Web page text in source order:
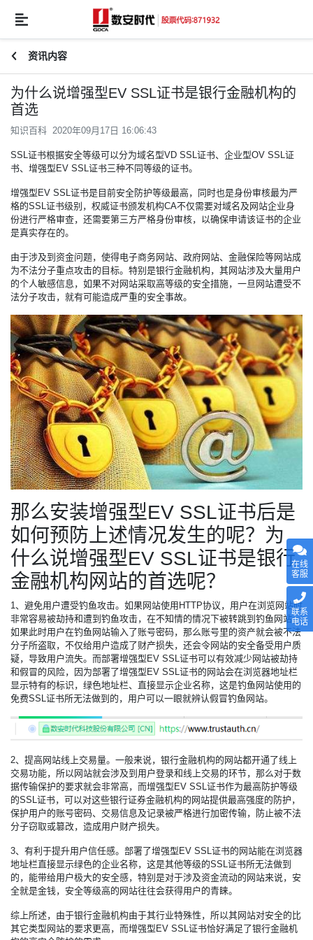
资讯内容
为什么说增强型EV SSL证书是银行金融机构的
首选
知识百科 2020年09月17日 16:06:43
SSL证书根据安全等级可以分为域名型VD SSL证书、企业型OV SSL证
书、增强型EV SSL证书三种不同等级的证书。
增强型EV SSL证书是目前安全防护等级最高，同时也是身份审核最为严
格的SSL证书级别，权威证书颁发机构CA不仅需要对域名及网站企业身
份进行严格审查，还需要第三方严格身份审核，以确保申请该证书的企业
是真实存在的。
由于涉及到资金问题，使得电子商务网站、政府网站、金融保险等网站成
为不法分子重点攻击的目标。特别是银行金融机构，其网站涉及大量用户
的个人敏感信息，如果不对网站采取高等级的安全措施，一旦网站遭受不
法分子攻击，就有可能造成严重的安全事故。
那么安装增强型EV SSL证书后是
如何预防上述情况发生的呢？为
什么说增强型EV SSL证书是银行
金融机构网站的首选呢？
1、避免用户遭受钓鱼攻击。如果网站使用HTTP协议，用户在浏览网站时
非常容易被劫持和遭到钓鱼攻击，在不知情的情况下被转跳到钓鱼网站，
如果此时用户在钓鱼网站输入了账号密码，那么账号里的资产就会被不法
分子所盗取，不仅给用户造成了财产损失，还会令网站的安全备受用户质
疑，导致用户流失。而部署增强型EV SSL证书可以有效减少网站被劫持
和假冒的风险，因为部署了增强型EV SSL证书的网站会在浏览器地址栏
显示特有的标识，绿色地址栏、直接显示企业名称，这是钓鱼网站使用的
免费SSL证书所无法做到的，用户可以一眼就辨认假冒钓鱼网站。
2、提高网站线上交易量。一般来说，银行金融机构的网站都开通了线上
交易功能，所以网站就会涉及到用户登录和线上交易的环节，那么对于数
据传输保护的要求就会非常高，而增强型EV SSL证书作为最高防护等级
的SSL证书，可以对这些银行证券金融机构的网站提供最高强度的防护，
保护用户的账号密码、交易信息及记录被严格进行加密传输，防止被不法
分子窃取或篡改，造成用户财产损失。
3、有利于提升用户信任感。部署了增强型EV SSL证书的网站能在浏览器
地址栏直接显示绿色的企业名称，这是其他等级的SSL证书所无法做到
的，能带给用户极大的安全感，特别是对于涉及资金流动的网站来说，安
全就是金钱，安全等级高的网站往往会获得用户的青睐。
综上所述，由于银行金融机构由于其行业特殊性，所以其网站对安全的比
其它类型网站的要求更高，而增强型EV SSL证书恰好满足了银行金融机
在线
客服
联系
电话